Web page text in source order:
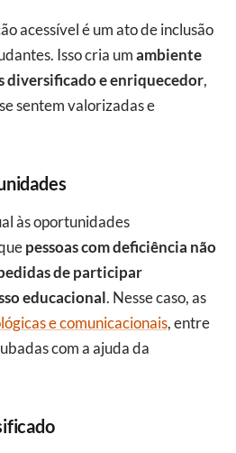
Isso cria umambiente
diversificado e enriquecedor,
sentem valorizadas e
pessoas com deficiência não
de participar
educacional. Nesse caso, as
e comunicacionais, entre
com a ajuda da